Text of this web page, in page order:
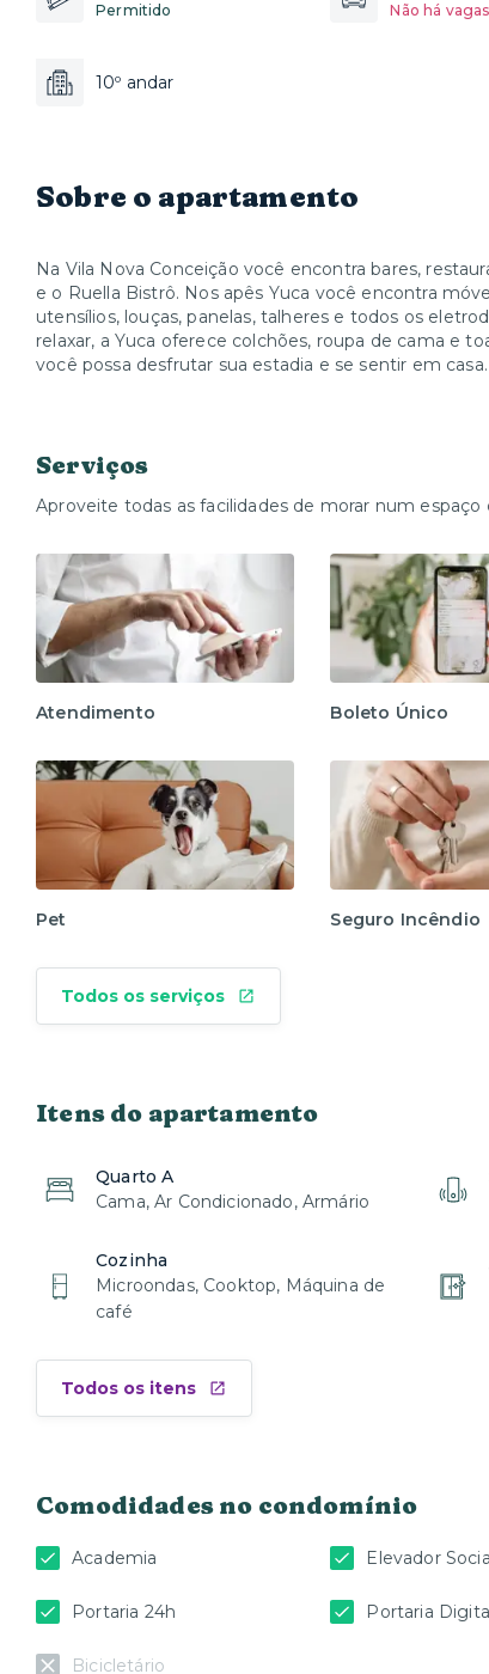
Permitido Não há vagas
10º andar
Sobre o apartamento
Na Vila Nova Conceição você encontra bares,
e o Ruella Bistrô. Nos apês Yuca você encontra
utensílios, louças, panelas, talheres e todos os
relaxar, a Yuca oferece colchões, roupa de cama e
você possa desfrutar sua estadia e se sentir em casa.
Serviços
Aproveite todas as facilidades de morar num
Atendimento Boleto Único
Pet Seguro Incêndio
Todos os serviços
Itens do apartamento
Quarto A
Cama, Ar Condicionado, Armário
Cozinha
Microondas, Cooktop, Máquina de
café
Todos os itens
Comodidades no condomínio
Academia Elevador Social
Portaria 24h Portaria Digital
Bicicletário